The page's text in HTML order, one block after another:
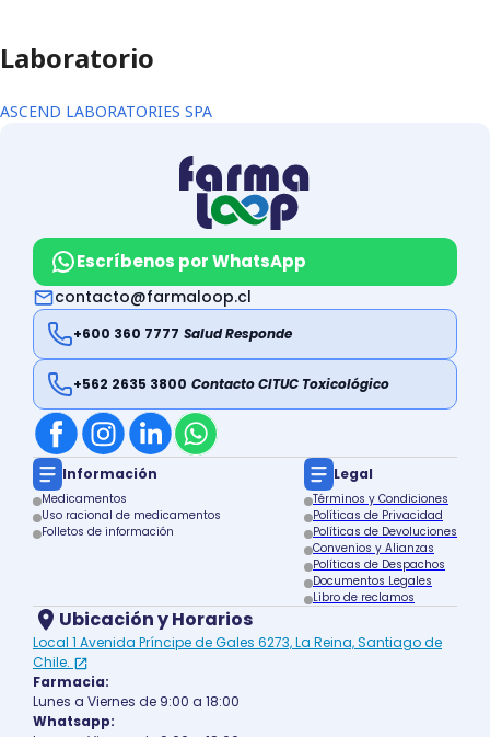
Laboratorio
ASCEND LABORATORIES SPA
Escríbenos por WhatsApp
contacto@farmaloop.cl
+600 360 7777 Salud Responde
+562 2635 3800 Contacto CITUC Toxicológico
Información
Medicamentos
Uso racional de medicamentos
Folletos de información
Legal
Términos y Condiciones
Políticas de Privacidad
Políticas de Devoluciones
Convenios y Alianzas
Políticas de Despachos
Documentos Legales
Libro de reclamos
Ubicación y Horarios
Local 1 Avenida Príncipe de Gales 6273, La Reina, Santiago de
Chile.
Farmacia:
Lunes a Viernes de 9:00 a 18:00
Whatsapp: